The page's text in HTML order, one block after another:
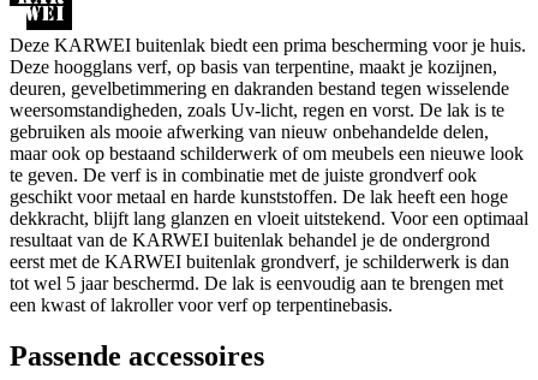
Deze KARWEI buitenlak biedt een prima bescherming voor je huis.
Deze hoogglans verf, op basis van terpentine, maakt je kozijnen,
deuren, gevelbetimmering en dakranden bestand tegen wisselende
weersomstandigheden, zoals Uv-licht, regen en vorst. De lak is te
gebruiken als mooie afwerking van nieuw onbehandelde delen,
maar ook op bestaand schilderwerk of om meubels een nieuwe look
te geven. De verf is in combinatie met de juiste grondverf ook
geschikt voor metaal en harde kunststoffen. De lak heeft een hoge
dekkracht, blijft lang glanzen en vloeit uitstekend. Voor een optimaal
resultaat van de KARWEI buitenlak behandel je de ondergrond
eerst met de KARWEI buitenlak grondverf, je schilderwerk is dan
tot wel 5 jaar beschermd. De lak is eenvoudig aan te brengen met
een kwast of lakroller voor verf op terpentinebasis.
Passende accessoires